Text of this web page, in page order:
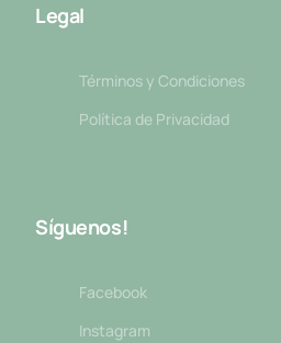
Legal
Términos y Condiciones
Política de Privacidad
Síguenos!
Facebook
Instagram